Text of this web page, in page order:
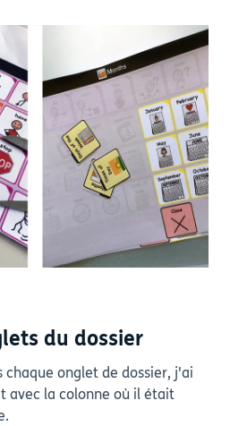
du dossier
chaque onglet de dossier, j'ai
avec la colonne où il était